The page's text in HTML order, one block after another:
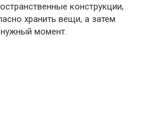
конструкции,
хранить вещи, а затем
момент.